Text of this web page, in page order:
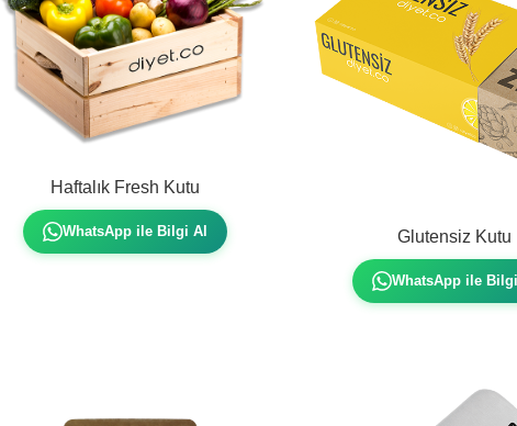
Haftalık Fresh Kutu
WhatsApp ile Bilgi Al Glutensiz Kutu
WhatsApp ile